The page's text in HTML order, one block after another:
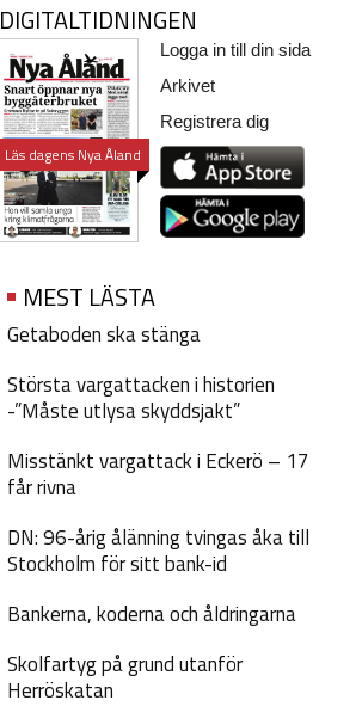
DIGITALTIDNINGEN
Läs dagens Nya Åland
Logga in till din sida
Arkivet
Registrera dig
MEST LÄSTA
Getaboden ska stänga
Största vargattacken i historien
-”Måste utlysa skyddsjakt”
Misstänkt vargattack i Eckerö – 17
får rivna
DN: 96-årig ålänning tvingas åka till
Stockholm för sitt bank-id
Bankerna, koderna och åldringarna
Skolfartyg på grund utanför
Herröskatan